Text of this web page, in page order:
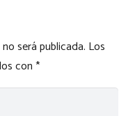
será publicada. Los
con*